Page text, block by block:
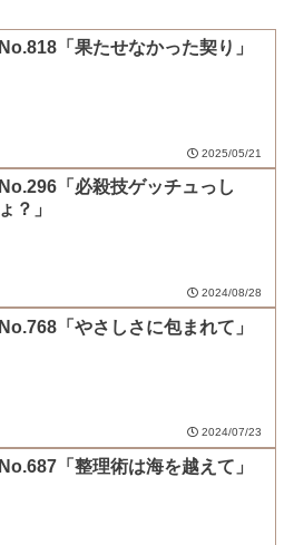
No.818「果たせなかった契り」
2025/05/21
No.296「必殺技ゲッチュっし
ょ？」
2024/08/28
No.768「やさしさに包まれて」
2024/07/23
No.687「整理術は海を越えて」